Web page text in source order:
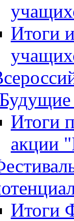
Итоги
Итоги
акции
Итоги